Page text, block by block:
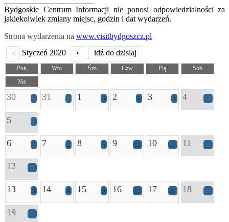
Bydgoskie Centrum Informacji nie ponosi odpowiedzialności za
jakiekolwiek zmiany miejsc, godzin i dat wydarzeń.
Strona wydarzenia na www.visitbydgoszcz.pl
‹
Styczeń 2020 › idź do dzisiaj
Pon Wto Śro Czw Pią
Sob
Nie
30 6 31 9 1 5 2 3 3 4 4 10
5 9
6 7 7 2 8 5 9 12 10 17 11 15
12 19
13 3 14 4 15 9 16 12 17 20 18 21
19 15